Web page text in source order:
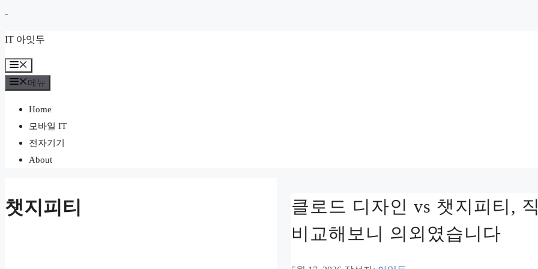
-컨
츠
로
건
IT 아잇두
뉴
메뉴
Home
모바일 IT
전자기기
About
챗지피티
클로드 디자인 vs 챗지피티,
비교해보니 의외였습니다